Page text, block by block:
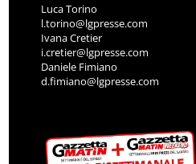
Luca Torino
l.torino@lgpresse.com
Ivana Cretier
i.cretier@lgpresse.com
Daniele Fimiano
d.fimiano@lgpresse.com